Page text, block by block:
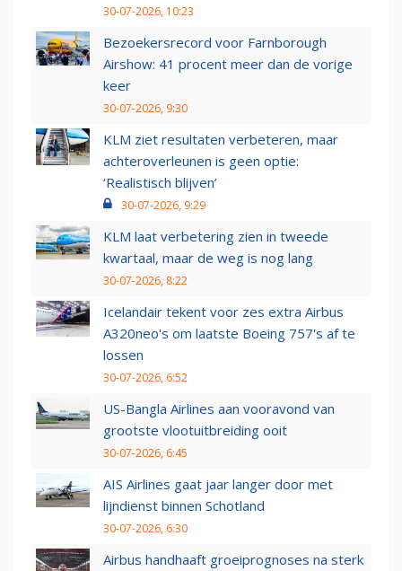
30-07-2026, 10:23
Bezoekersrecord voor Farnborough
Airshow: 41 procent meer dan de vorige
keer
30-07-2026, 9:30
KLM ziet resultaten verbeteren, maar
achteroverleunen is geen optie:
‘Realistisch blijven’
30-07-2026, 9:29
KLM laat verbetering zien in tweede
kwartaal, maar de weg is nog lang
30-07-2026, 8:22
Icelandair tekent voor zes extra Airbus
A320neo's om laatste Boeing 757's af te
lossen
30-07-2026, 6:52
US-Bangla Airlines aan vooravond van
grootste vlootuitbreiding ooit
30-07-2026, 6:45
AIS Airlines gaat jaar langer door met
lijndienst binnen Schotland
30-07-2026, 6:30
Airbus handhaaft groeiprognoses na sterk